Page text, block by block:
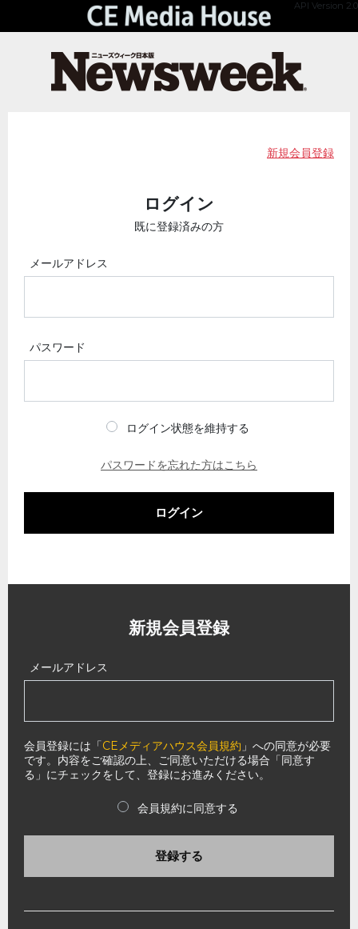
API Version 2.0
新規会員登録
ログイン
既に登録済みの方
メールアドレス
パスワード
ログイン状態を維持する
パスワードを忘れた方はこちら
ログイン
新規会員登録
メールアドレス
会員登録には「CEメディアハウス会員規約 」への同意が必要
です。内容をご確認の上、ご同意いただける場合「同意す
る」にチェックをして、登録にお進みください。
会員規約に同意する
登録する